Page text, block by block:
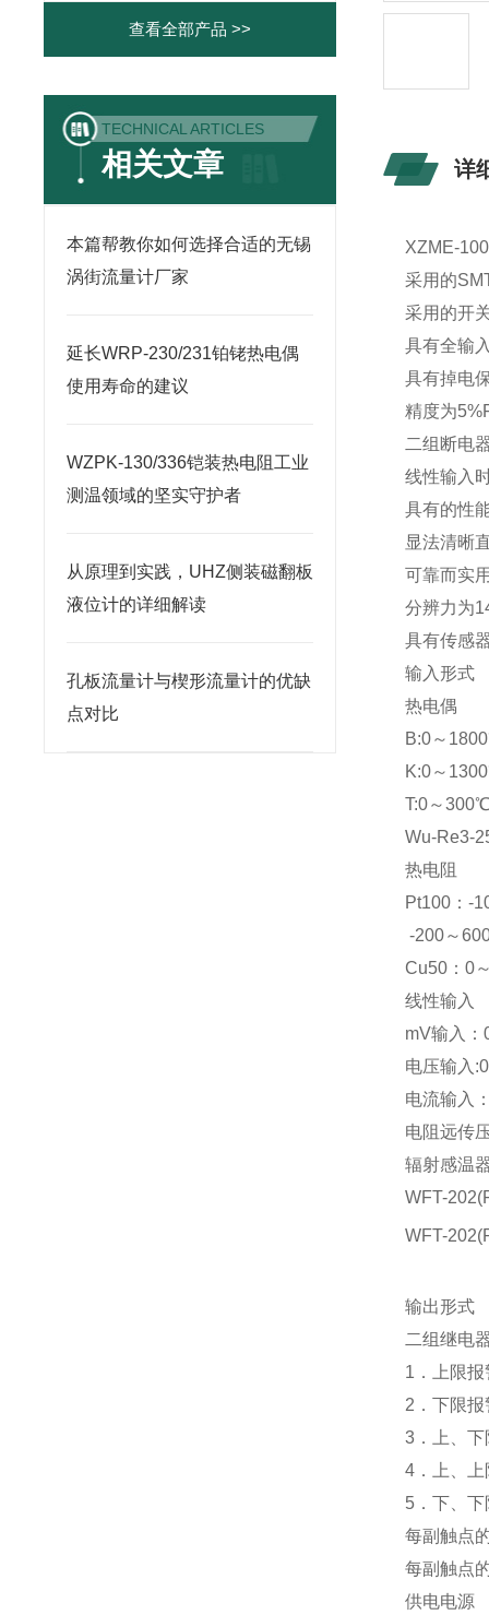
查看全部产品 >>
TECHNICAL ARTICLES
相关文章
本篇帮教你如何选择合适的无锡
涡街流量计厂家
延长WRP-230/231铂铑热电偶
使用寿命的建议
WZPK-130/336铠装热电阻工业
测温领域的坚实守护者
从原理到实践，UHZ侧装磁翻板
液位计的详细解读
孔板流量计与楔形流量计的优缺
点对比
详
XZME-
采用的
采用的开
具有全输
具有掉电
精度为
二组断电
线性输入
具有的性
显法清晰
可靠而实
分辨力为
具有传感
输入形式
热电偶
B:0～
K:0～
T:0～
Wu-
热电阻
Pt100：-
-200～
Cu50：0
线性输入
mV输入：
电压输入
电流输入
电阻远传
辐射感温
WFT-
WFT-
输出形式
二组继电
1．上限报
2．下限
3．上、
4．上、上
5．下、
每副触点
每副触点
供电电源